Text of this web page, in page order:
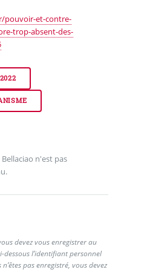
pouvoir-et-contre-
trop-absent-des-
n'est pas
devez vous enregistrer au
dessous l’identifiant personnel
pas enregistré, vous devez